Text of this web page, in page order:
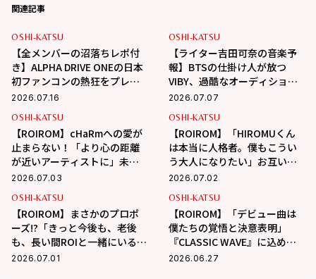
関連記事
OSHI-KATSU
【全メンバーの沼落ちレポ付
き】ALPHA DRIVE ONEの日本
初ファンコンの熱狂をプレイ
バック！
2026.07.16
OSHI-KATSU
【ライター吉田可奈の音楽予
報】BTSの仕掛け人が放つ
VIBY、過酷なオーディション
を勝ち抜いたH//PE
がついにデビュー！
2026.07.07
OSHI-KATSU
【ROIROM】cHaRmへの愛が
止まらない！「より心の距離
が近いアーティストに」未来
の展望＆ROIの忘れ物事件
2026.07.03
OSHI-KATSU
【ROIROM】「HIROMUくん
は本当に人格者。僕もこうい
う大人になりたい」お互いへ
のリスペクト、パワーの源、
2026.07.02
OSHI-KATSU
【ROIROM】まさかのプロポ
ーズ!?「きっと今後も、老後
も、長い間ROIと一緒にいるん
だろうな…」お互いに今、贈
2026.07.01
OSHI-KATSU
【ROIROM】「デビュー曲は
僕たちの覚悟と決意表明」
『CLASSIC WAVE』に込めた
強固な意思と、cHaRmへの熱
2026.06.27